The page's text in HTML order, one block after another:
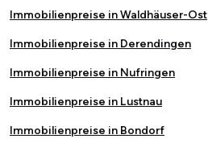
Immobilienpreise in Waldhäuser-Ost
Immobilienpreise in Derendingen
Immobilienpreise in Nufringen
Immobilienpreise in Lustnau
Immobilienpreise in Bondorf